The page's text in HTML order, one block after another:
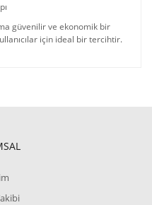
güvenilir ve ekonomik bir
için ideal bir tercihtir.